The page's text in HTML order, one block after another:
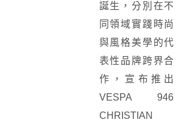
誕生，分別在不
同領域實踐時尚
與風格美學的代
表性品牌跨界合
作，宣布推出
VESPA 946
CHRISTIAN